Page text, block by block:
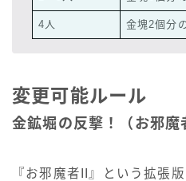
4人 金塊2個分
変更可能ルール
金鉱堀の反撃！（お邪魔
『お邪魔者II』という拡張